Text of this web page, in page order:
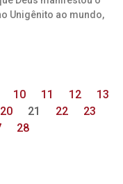
Unigênito ao mundo,
10 11 12
13
20 21 22
23
28